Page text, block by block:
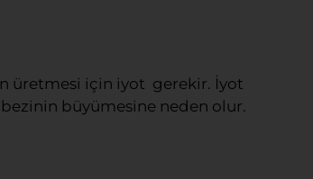
üretmesi için iyot gerekir. İyot
bezinin büyümesine neden olur.